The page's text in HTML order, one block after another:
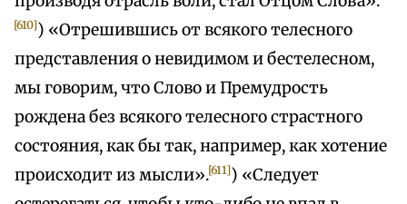
[610]) «Отрешившись от всякого телесного
представления о невидимом и бестелесном,
мы говорим, что Слово и Премудрость
рождена без всякого телесного страстного
состояния, как бы так, например, как хотение
происходит из мысли».[611]) «Следует